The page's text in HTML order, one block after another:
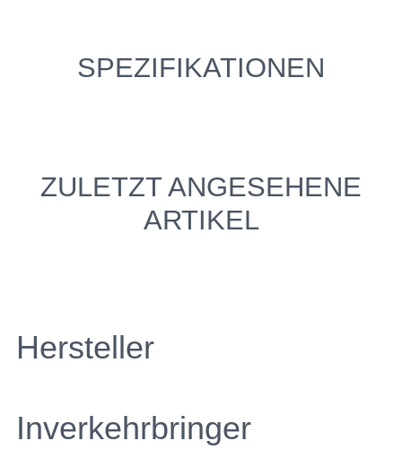
SPEZIFIKATIONEN
ZULETZT ANGESEHENE
ARTIKEL
Hersteller
Inverkehrbringer